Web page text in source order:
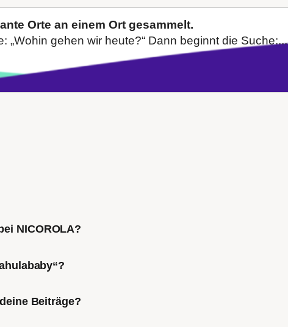
Orte an einem Ort gesammelt.
gehen wir heute?“ Dann beginnt die Suche:...
NICOROLA?
Beiträge?